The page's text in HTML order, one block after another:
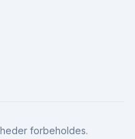
forbeholdes.